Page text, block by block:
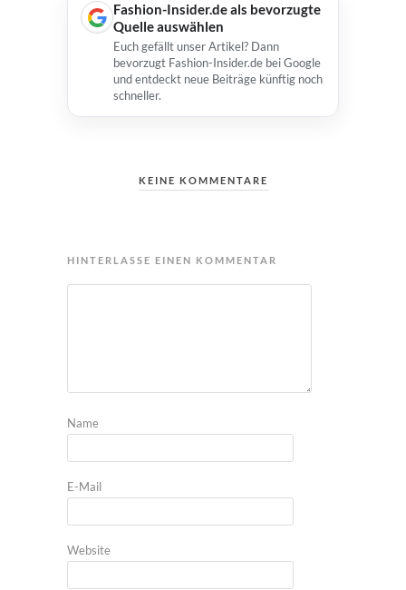
Fashion-Insider.de als bevorzugte
Quelle auswählen
Euch gefällt unser Artikel? Dann
bevorzugt Fashion-Insider.de bei Google
und entdeckt neue Beiträge künftig noch
schneller.
KEINE KOMMENTARE
HINTERLASSE EINEN KOMMENTAR
Name
E-Mail
Website